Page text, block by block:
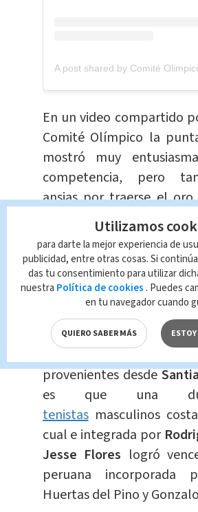
En un video compartido
Comité Olímpico la
mostró muy
competencia, pero
ansias por traerse el
su cantón de Golfito
¿Qué otros
están logrando
en los
Panamericanos
provenientes desde
es que una
tenistasmasculinos
cual e integrada por
Jesse Flores logró
peruana incorporada
Huertas del Pino y
Utilizamos
para darte la mejor experiencia de
publicidad, entre otras cosas. Si
das tu consentimiento para utilizar
nuestra Política de cookies . Puedes
en tu navegador cuando
QUIERO SABER MÁS